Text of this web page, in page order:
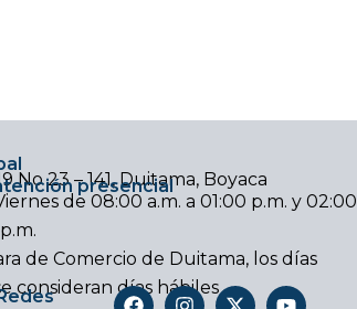
No 23 – 141, Duitama, Boyaca
presencial
de 08:00 a.m. a 01:00 p.m. y 02:00
de Comercio de Duitama, los días
consideran días hábiles
F
I
X
Y